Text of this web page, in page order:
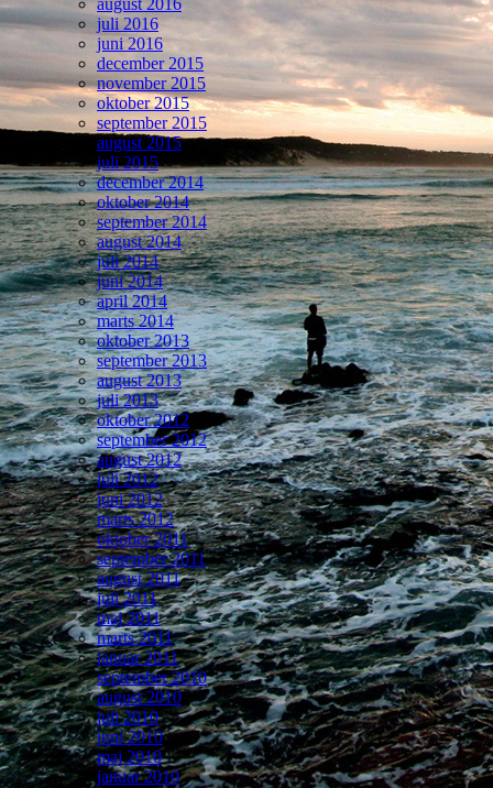
august 2016
juli 2016
juni 2016
december 2015
november 2015
oktober 2015
september 2015
august 2015
juli 2015
december 2014
oktober 2014
september 2014
august 2014
juli 2014
juni 2014
april 2014
marts 2014
oktober 2013
september 2013
august 2013
juli 2013
oktober 2012
september 2012
august 2012
juli 2012
juni 2012
marts 2012
oktober 2011
september 2011
august 2011
juli 2011
maj 2011
marts 2011
januar 2011
september 2010
august 2010
juli 2010
juni 2010
maj 2010
januar 2010